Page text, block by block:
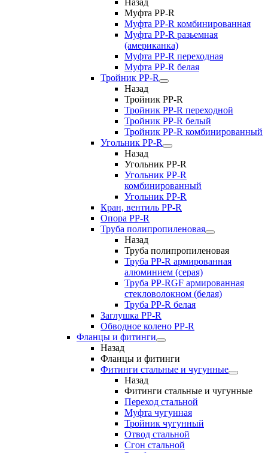
Назад
Муфта PP-R
Муфта РР-R комбинированная
Муфта РР-R разьемная
(американка)
Муфта РР-R переходная
Муфта РР-R белая
Тройник PP-R
Назад
Тройник PP-R
Тройник РР-R переходной
Тройник РР-R белый
Тройник РР-R комбинированный
Угольник PP-R
Назад
Угольник PP-R
Угольник РР-R
комбинированный
Угольник РР-R
Кран, вентиль PP-R
Опора PP-R
Труба полипропиленовая
Назад
Труба полипропиленовая
Труба PP-R армированная
алюминием (серая)
Труба PP-RGF армированная
стекловолокном (белая)
Труба РР-R белая
Заглушка PP-R
Обводное колено PP-R
Фланцы и фитинги
Назад
Фланцы и фитинги
Фитинги стальные и чугунные
Назад
Фитинги стальные и чугунные
Переход стальной
Муфта чугунная
Тройник чугунный
Отвод стальной
Сгон стальной